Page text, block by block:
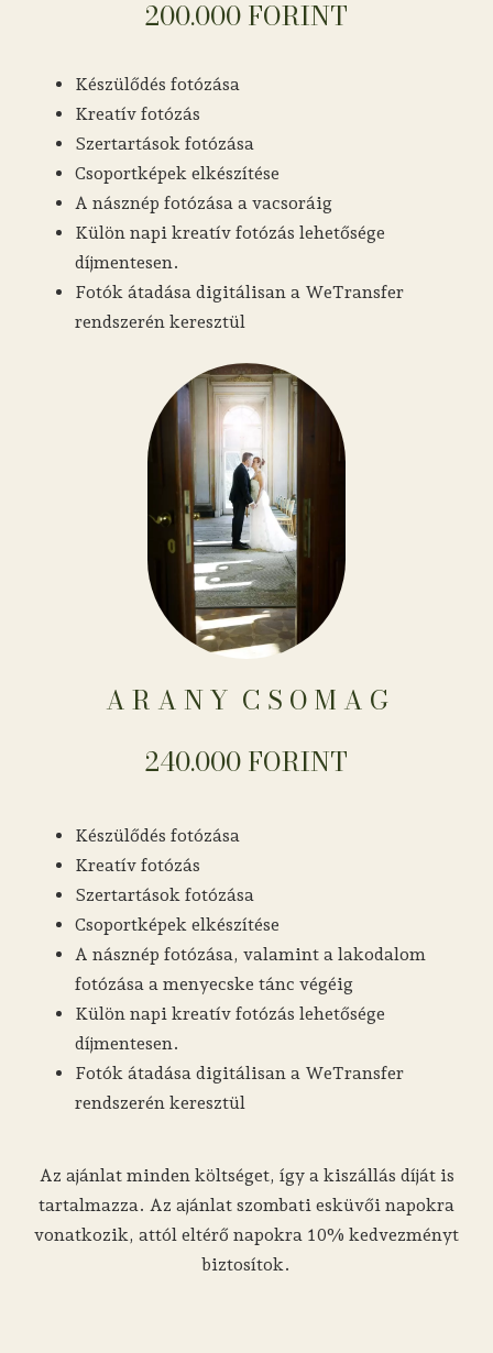
200.000 FORINT
Készülődés fotózása
Kreatív fotózás
Szertartások fotózása
Csoportképek elkészítése
A násznép fotózása a vacsoráig
Külön napi kreatív fotózás lehetősége
díjmentesen.
Fotók átadása digitálisan a WeTransfer
rendszerén keresztül
A R A N Y ​​​​​​​​​​​​​​​​​​ C S O M A G
240.000 FORINT
Készülődés fotózása
Kreatív fotózás
Szertartások fotózása
Csoportképek elkészítése
A násznép fotózása, valamint a lakodalom
fotózása a menyecske tánc végéig
Külön napi kreatív fotózás lehetősége
díjmentesen.
Fotók átadása digitálisan a WeTransfer
rendszerén keresztül
Az ajánlat minden költséget, így a kiszállás díját is
tartalmazza. Az ajánlat szombati esküvői napokra
vonatkozik, attól eltérő napokra 10% kedvezményt
biztosítok.